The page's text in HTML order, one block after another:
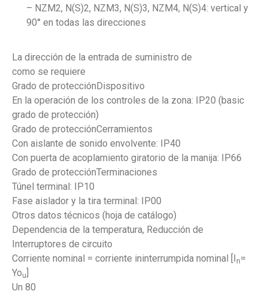
– NZM2, N(S)2, NZM3, N(S)3, NZM4, N(S)4: vertical y
90° en todas las direcciones
La dirección de la entrada de suministro de
como se requiere
Grado de protecciónDispositivo
En la operación de los controles de la zona: IP20 (basic
grado de protección)
Grado de protecciónCerramientos
Con aislante de sonido envolvente: IP40
Con puerta de acoplamiento giratorio de la manija: IP66
Grado de protecciónTerminaciones
Túnel terminal: IP10
Fase aislador y la tira terminal: IP00
Otros datos técnicos (hoja de catálogo)
Dependencia de la temperatura, Reducción de
Interruptores de circuito
Corriente nominal = corriente ininterrumpida nominal [I n=
You
Un 80